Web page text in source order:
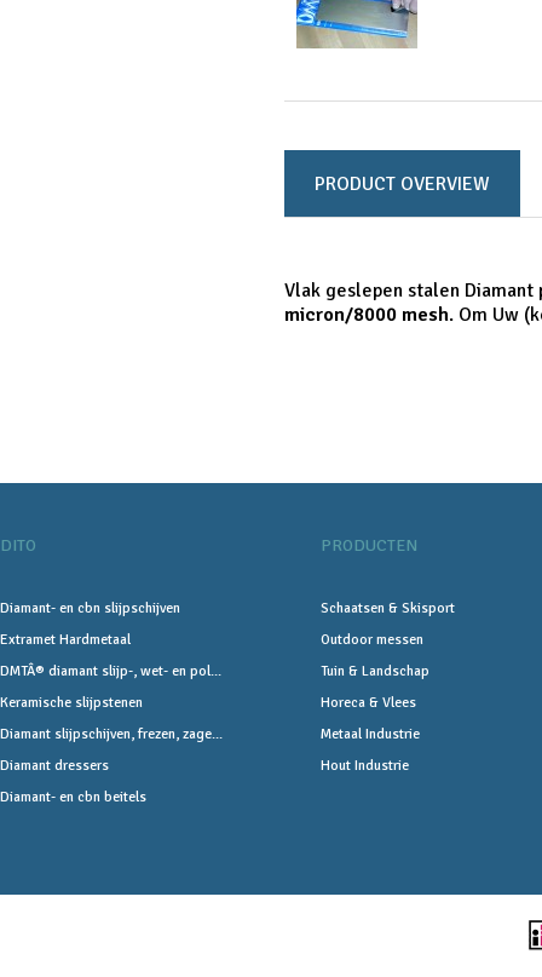
PRODUCT OVERVIEW
Vlak geslepen stalen
micron/8000 mesh. Om Uw
DITO
Diamant- en cbn slijpschijven
Extramet Hardmetaal
DMTÂ® diamant slijp-, wet- en pol...
Keramische slijpstenen
Diamant slijpschijven, frezen, zage...
Diamant dressers
Diamant- en cbn beitels
PRODUCTEN
Schaatsen & Skisport
Outdoor messen
Tuin & Landschap
Horeca & Vlees
Metaal Industrie
Hout Industrie